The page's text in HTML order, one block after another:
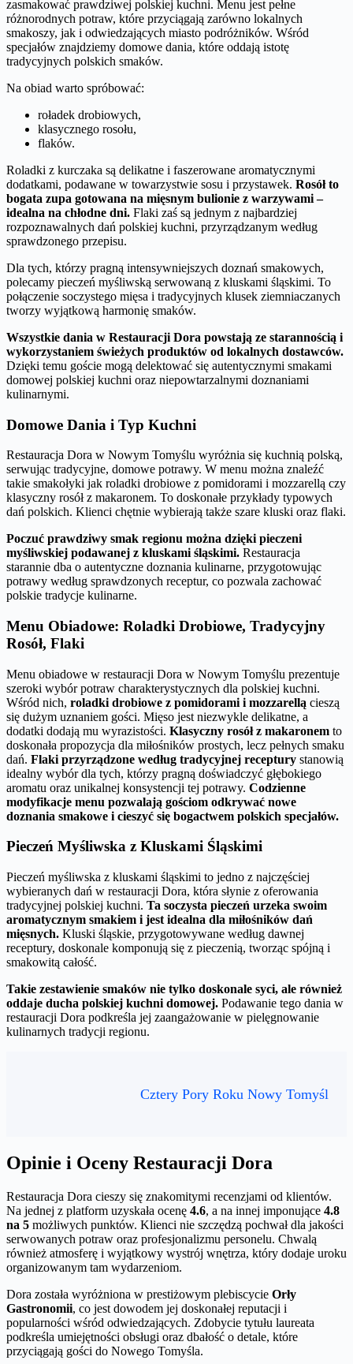
zasmakować prawdziwej polskiej kuchni. Menu jest pełne
różnorodnych potraw, które przyciągają zarówno lokalnych
smakoszy, jak i odwiedzających miasto podróżników. Wśród
specjałów znajdziemy domowe dania, które oddają istotę
tradycyjnych polskich smaków.
Na obiad warto spróbować:
roładek drobiowych,
klasycznego rosołu,
flaków.
Roladki z kurczaka są delikatne i faszerowane aromatycznymi
dodatkami, podawane w towarzystwie sosu i przystawek. Rosół to
bogata zupa gotowana na mięsnym bulionie z warzywami –
idealna na chłodne dni. Flaki zaś są jednym z najbardziej
rozpoznawalnych dań polskiej kuchni, przyrządzanym według
sprawdzonego przepisu.
Dla tych, którzy pragną intensywniejszych doznań smakowych,
polecamy pieczeń myśliwską serwowaną z kluskami śląskimi. To
połączenie soczystego mięsa i tradycyjnych klusek ziemniaczanych
tworzy wyjątkową harmonię smaków.
Wszystkie dania w Restauracji Dora powstają ze starannością i
wykorzystaniem świeżych produktów od lokalnych dostawców.
Dzięki temu goście mogą delektować się autentycznymi smakami
domowej polskiej kuchni oraz niepowtarzalnymi doznaniami
kulinarnymi.
Domowe Dania i Typ Kuchni
Restauracja Dora w Nowym Tomyślu wyróżnia się kuchnią polską,
serwując tradycyjne, domowe potrawy. W menu można znaleźć
takie smakołyki jak roladki drobiowe z pomidorami i mozzarellą czy
klasyczny rosół z makaronem. To doskonałe przykłady typowych
dań polskich. Klienci chętnie wybierają także szare kluski oraz flaki.
Poczuć prawdziwy smak regionu można dzięki pieczeni
myśliwskiej podawanej z kluskami śląskimi. Restauracja
starannie dba o autentyczne doznania kulinarne, przygotowując
potrawy według sprawdzonych receptur, co pozwala zachować
polskie tradycje kulinarne.
Menu Obiadowe: Roladki Drobiowe, Tradycyjny
Rosół, Flaki
Menu obiadowe w restauracji Dora w Nowym Tomyślu prezentuje
szeroki wybór potraw charakterystycznych dla polskiej kuchni.
Wśród nich, roladki drobiowe z pomidorami i mozzarellą cieszą
się dużym uznaniem gości. Mięso jest niezwykle delikatne, a
dodatki dodają mu wyrazistości. Klasyczny rosół z makaronem to
doskonała propozycja dla miłośników prostych, lecz pełnych smaku
dań. Flaki przyrządzone według tradycyjnej receptury stanowią
idealny wybór dla tych, którzy pragną doświadczyć głębokiego
aromatu oraz unikalnej konsystencji tej potrawy. Codzienne
modyfikacje menu pozwalają gościom odkrywać nowe
doznania smakowe i cieszyć się bogactwem polskich specjałów.
Pieczeń Myśliwska z Kluskami Śląskimi
Pieczeń myśliwska z kluskami śląskimi to jedno z najczęściej
wybieranych dań w restauracji Dora, która słynie z oferowania
tradycyjnej polskiej kuchni. Ta soczysta pieczeń urzeka swoim
aromatycznym smakiem i jest idealna dla miłośników dań
mięsnych. Kluski śląskie, przygotowywane według dawnej
receptury, doskonale komponują się z pieczenią, tworząc spójną i
smakowitą całość.
Takie zestawienie smaków nie tylko doskonale syci, ale również
oddaje ducha polskiej kuchni domowej. Podawanie tego dania w
restauracji Dora podkreśla jej zaangażowanie w pielęgnowanie
kulinarnych tradycji regionu.
Cztery Pory Roku Nowy Tomyśl
Opinie i Oceny Restauracji Dora
Restauracja Dora cieszy się znakomitymi recenzjami od klientów.
Na jednej z platform uzyskała ocenę 4.6, a na innej imponujące 4.8
na 5 możliwych punktów. Klienci nie szczędzą pochwał dla jakości
serwowanych potraw oraz profesjonalizmu personelu. Chwalą
również atmosferę i wyjątkowy wystrój wnętrza, który dodaje uroku
organizowanym tam wydarzeniom.
Dora została wyróżniona w prestiżowym plebiscycie Orły
Gastronomii, co jest dowodem jej doskonałej reputacji i
popularności wśród odwiedzających. Zdobycie tytułu laureata
podkreśla umiejętności obsługi oraz dbałość o detale, które
przyciągają gości do Nowego Tomyśla.